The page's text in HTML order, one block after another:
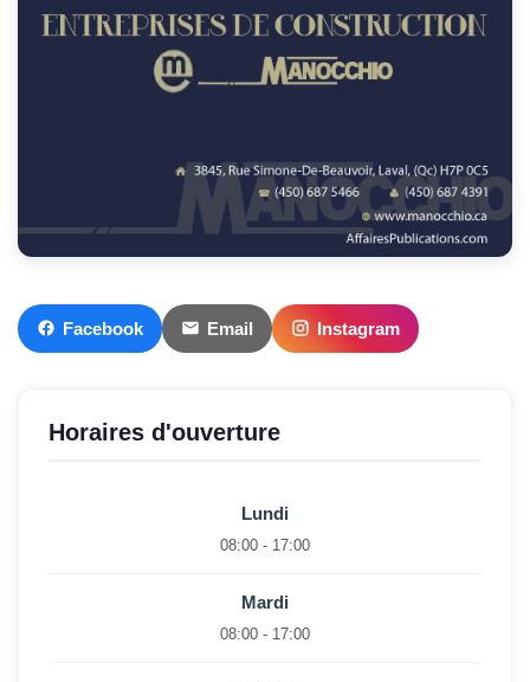
Facebook Email Instagram
Horaires d'ouverture
Lundi
08:00 - 17:00
Mardi
08:00 - 17:00